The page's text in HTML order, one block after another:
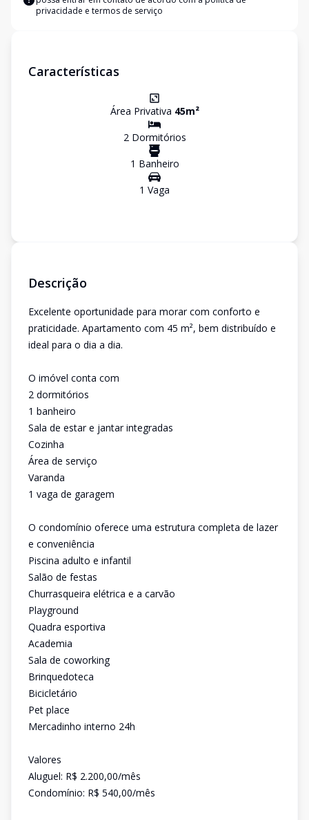
privacidade e termos de serviço
Características
Área Privativa 45m²
2Dormitórios
1 Banheiro
1 Vaga
Descrição
Excelente oportunidade para morar com conforto e
praticidade. Apartamento com 45 m², bem distribuído e
ideal para o dia a dia.
O imóvel conta com
2 dormitórios
1 banheiro
Sala de estar e jantar integradas
Cozinha
Área de serviço
Varanda
1 vaga de garagem
O condomínio oferece uma estrutura completa de lazer
e conveniência
Piscina adulto e infantil
Salão de festas
Churrasqueira elétrica e a carvão
Playground
Quadra esportiva
Academia
Sala de coworking
Brinquedoteca
Bicicletário
Pet place
Mercadinho interno 24h
Valores
Aluguel: R$ 2.200,00/mês
Condomínio: R$ 540,00/mês